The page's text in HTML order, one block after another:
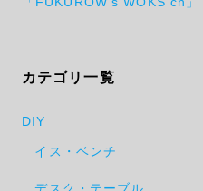
カテゴリ一覧
DIY
イス・ベンチ